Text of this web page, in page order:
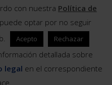
y desarrollo:
con nuestra Política de
optar por no seguir
Acepto Rechazar
detallada sobre
legal en el correspondiente